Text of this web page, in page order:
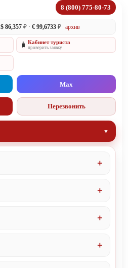
8 (800) 775-80-73
$ 86,357 ₽ · € 99,6733 ₽ архив
🧳 Кабинет туриста
проверить заявку
Max
Перезвонить